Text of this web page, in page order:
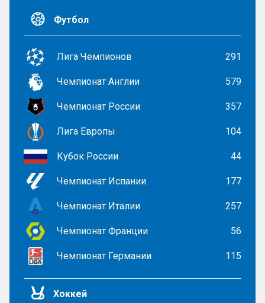
Футбол
Лига Чемпионов 291
Чемпионат Англии 579
Чемпионат России 357
Лига Европы 104
Кубок России 44
Чемпионат Испании 177
Чемпионат Италии 257
Чемпионат Франции 56
Чемпионат Германии 115
Хоккей